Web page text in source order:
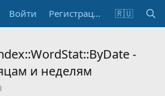
Войти Регистрация 🇷🇺
-
и неделям